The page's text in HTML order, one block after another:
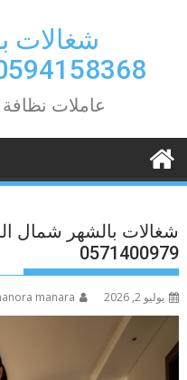
شغالات
0581440346
عاملات نظافة جده
شغالات بالشهر شمال
0571400979
يوليو 2, 2026 manara